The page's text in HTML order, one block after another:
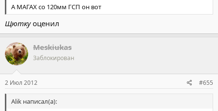
А МАГАХ со 120мм ГСП он вот
Щюткуоценил
Meskiukas
Заблокирован
2 Июл 2012 #655
Alik написал(а):